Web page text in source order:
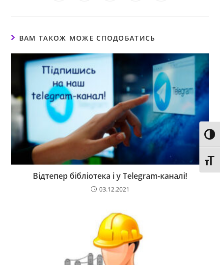
ВАМ ТАКОЖ МОЖЕ СПОДОБАТИСЬ
Відтепер бібліотека і у Telegram-каналі!
03.12.2021